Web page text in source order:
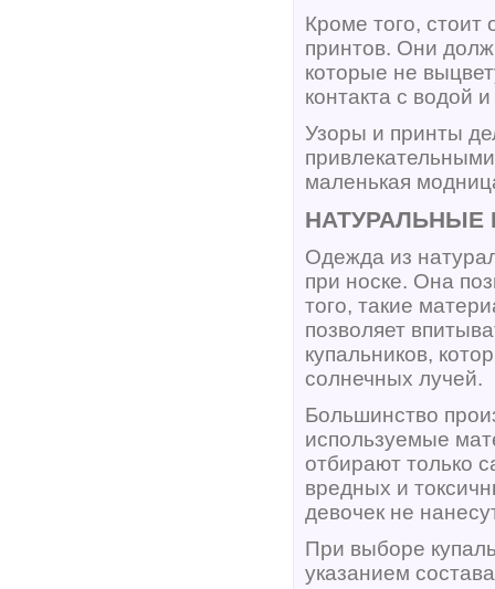
Кроме того, стоит
принтов. Они
которые не
контакта с водой
Узоры и принты
маленькая
НАТУРАЛЬНЫЕ
Одежда из
при носке. Она
того, такие
позволяет
купальников,
солнечных лучей.
Большинство
используемые
отбирают только
вредных и
девочек не
При выборе
указанием